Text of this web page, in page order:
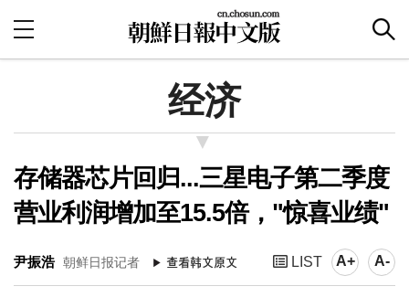
经济
存储器芯片回归...三星电子第二季度
营业利润增加至15.5倍，"惊喜业绩"
尹振浩 朝鲜日报记者 LIST A+ A-